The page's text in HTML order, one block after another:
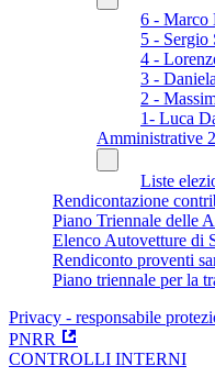
6 - Marco
5 - Sergio
4 -
3 -
2 -
1- Luca
Amministrative
Liste
Rendicontazione
Piano Triennale delle
Elenco Autovetture di
Rendiconto proventi
Piano triennale per la
Privacy - responsabile
PNRR
CONTROLLI INTERNI